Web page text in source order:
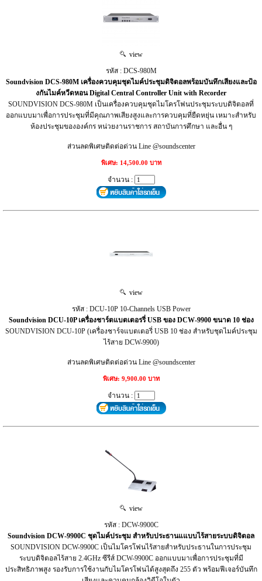
view
รหัส : DCS-980M
Soundvision DCS-980M เครื่องควบคุมชุดไมค์ประชุมดิจิตอลพร้อมบันทึกเสียงและป้อ
งกันไมค์หวีดหอน Digital Central Controller Unit with Recorder
SOUNDVISION DCS-980M เป็นเครื่องควบคุมชุดไมโครโฟนประชุมระบบดิจิตอลที่
ออกแบบมาเพื่อการประชุมที่มีคุณภาพเสียงสูงและการควบคุมที่ยืดหยุ่น เหมาะสำหรับ
ห้องประชุมขององค์กร หน่วยงานราชการ สถาบันการศึกษา และอื่น ๆ
ส่วนลดพิเศษติดต่อด่วน Line @soundscenter
พิเศษ: 14,500.00 บาท
จำนวน :
view
รหัส : DCU-10P 10-Channels USB Power
Soundvision DCU-10P เครื่องชาร์ตแบตเตอรรี่ USB ของ DCW-9900 ขนาด 10 ช่อง
SOUNDVISION DCU-10P (เครื่องชาร์จแบตเตอรี่ USB 10 ช่อง สำหรับชุดไมค์ประชุม
ไร้สาย DCW-9900)
ส่วนลดพิเศษติดต่อด่วน Line @soundscenter
พิเศษ: 9,900.00 บาท
จำนวน :
view
รหัส : DCW-9900C
Soundvision DCW-9900C ชุดไมค์ประชุม สำหรับประธานแแบบไร้สายระบบดิจิตอล
SOUNDVISION DCW-9900C เป็นไมโครโฟนไร้สายสำหรับประธานในการประชุม
ระบบดิจิตอลไร้สาย 2.4GHz ซีรีส์ DCW-9900C ออกแบบมาเพื่อการประชุมที่มี
ประสิทธิภาพสูง รองรับการใช้งานกับไมโครโฟนได้สูงสุดถึง 255 ตัว พร้อมฟีเจอร์บันทึก